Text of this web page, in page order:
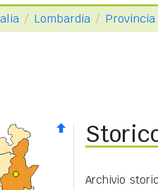
Lombardia
Archivio